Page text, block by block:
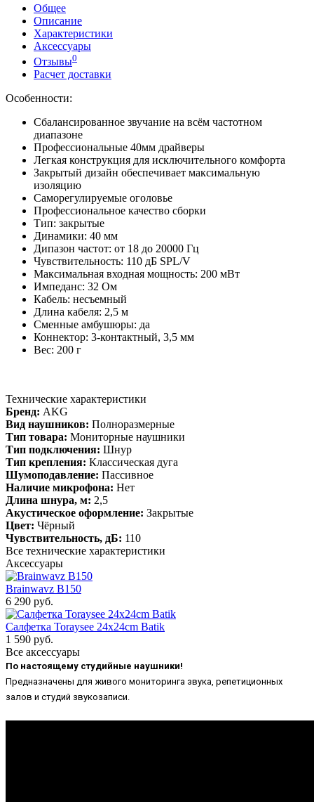
Общее
Описание
Характеристики
Аксессуары
Отзывы0
Расчет доставки
Особенности:
Cбалансированное звучание на всём частотном
диапазоне
Профессиональные 40мм драйверы
Легкая конструкция для исключительного комфорта
Закрытый дизайн обеспечивает максимальную
изоляцию
Саморегулируемые оголовье
Профессиональное качество сборки
Тип: закрытые
Динамики: 40 мм
Дипазон частот: от 18 до 20000 Гц
Чувствительность: 110 дБ SPL/V
Максимальная входная мощность: 200 мВт
Импеданс: 32 Ом
Кабель: несъемный
Длина кабеля: 2,5 м
Сменные амбушюры: да
Коннектор: 3-контактный, 3,5 мм
Вес: 200 г
Технические характеристики
Бренд: AKG
Вид наушников: Полноразмерные
Тип товара: Мониторные наушники
Тип подключения: Шнур
Тип крепления: Классическая дуга
Шумоподавление: Пассивное
Наличие микрофона: Нет
Длина шнура, м: 2,5
Акустическое оформление: Закрытые
Цвет: Чёрный
Чувствительность, дБ: 110
Все технические характеристики
Аксессуары
Brainwavz B150
6 290 руб.
Салфетка Toraysee 24x24cm Batik
1 590 руб.
Все аксессуары
По настоящему студийные наушники!
Предназначены для живого мониторинга звука, репетиционных
залов и студий звукозаписи.